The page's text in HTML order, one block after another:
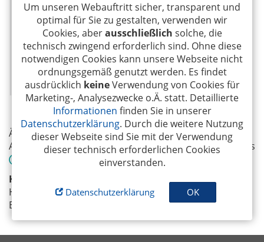
Abbildung 1: Impressum eines Clubs mit Nennung der Präsidentin
Ändern Sie den Eintrag entsprechend Ihren
Anforderungen ab und klicken Sie anschließend auf das
Disketten-Symbol, um die Änderung zu speichern.
Hinweis
: Wenn Sie den neuen Eintrag auf der Club-
Homepage überprüfen wollen, aktualisieren Sie Ihren
Bowser.
Um unseren Webauftritt sicher, transparent und
optimal für Sie zu gestalten, verwenden wir
Cookies, aberausschließlich solche, die
technisch zwingend erforderlich sind. Ohne diese
notwendigen Cookies kann unsere Webseite nicht
ordnungsgemäß genutzt werden. Es findet
ausdrücklich keineVerwendung von Cookies für
Marketing-, Analysezwecke o.Ä. statt. Detaillierte
Informationen finden Sie in unserer
Datenschutzerklärung. Durch die weitere Nutzung
dieser Webseite sind Sie mit der Verwendung
dieser technisch erforderlichen Cookies
einverstanden.
Datenschutzerklärung OK